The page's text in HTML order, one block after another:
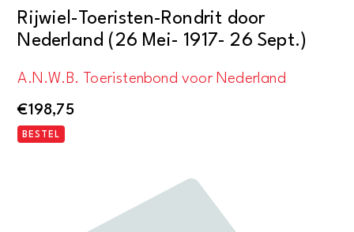
Rijwiel-Toeristen-Rondrit door
Nederland (26 Mei- 1917- 26 Sept.)
A.N.W.B. Toeristenbond voor Nederland
€198,75
BESTEL